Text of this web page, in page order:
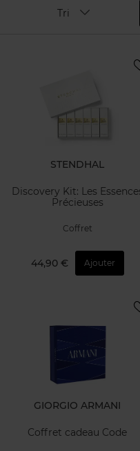
Tri
STENDHAL
Discovery Kit: Les
Précieuses
Coffret
44,90 € Ajouter
GIORGIO ARMANI
Coffret cadeau Code